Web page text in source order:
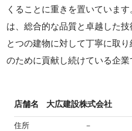
くることに重きを置いていま
は、総合的な品質と卓越した
とつの建物に対して丁寧に取
のために貢献し続けている企業
店舗名 大広建設株式会社
住所 －